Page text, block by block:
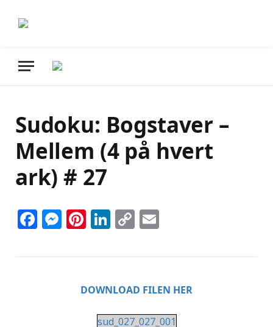
Sudoku: Bogstaver –
Mellem (4 på hvert
ark) # 27
Facebook
Messenger
Pinterest
LinkedIn
Copy
DOWNLOAD FILEN HER
sud_027_027_001